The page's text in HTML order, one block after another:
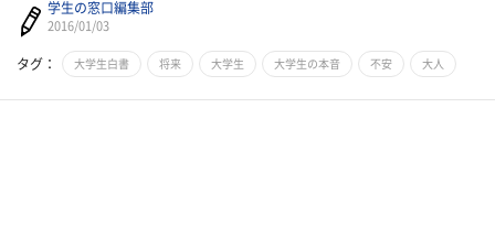
学生の窓口編集部
2016/01/03
タグ： 大学生白書 将来 大学生 大学生の本音 不安 大人